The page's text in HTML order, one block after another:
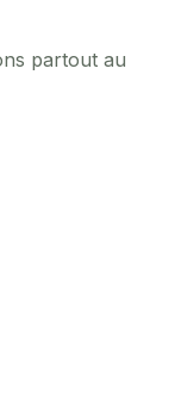
partout au